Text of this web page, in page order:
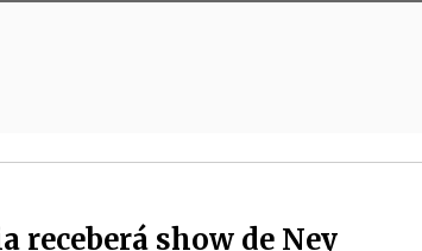
receberá show de Ney